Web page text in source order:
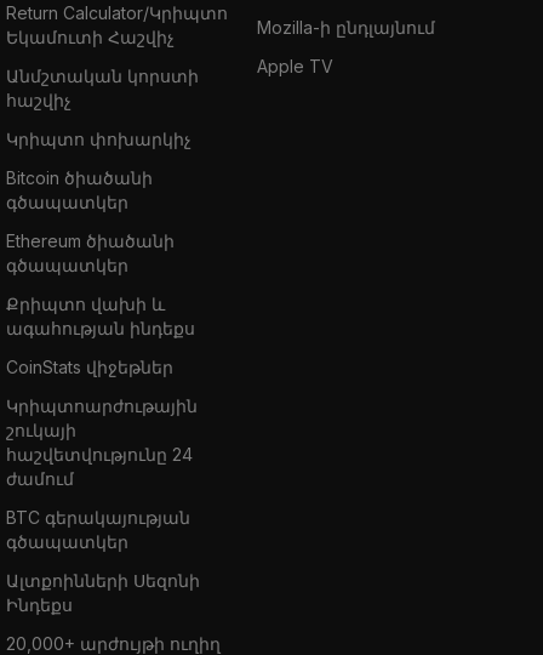
Return Calculator/Կրիպտո
Եկամուտի Հաշվիչ
Անմշտական կորստի
հաշվիչ
Կրիպտո փոխարկիչ
Bitcoin ծիածանի
գծապատկեր
Ethereum ծիածանի
գծապատկեր
Քրիպտո վախի և
ագահության ինդեքս
CoinStats վիջեթներ
Կրիպտոարժութային
շուկայի
հաշվետվությունը 24
ժամում
BTC գերակայության
գծապատկեր
Ալտքոինների Սեզոնի
Ինդեքս
20,000+ արժույթի ուղիղ
Mozilla-ի ընդլայնում
Apple TV